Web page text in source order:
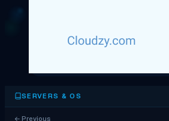
SERVERS & OS
← Previous